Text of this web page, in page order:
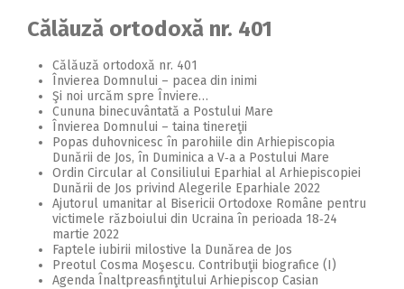
Călăuză ortodoxă nr. 401
Călăuză ortodoxă nr. 401
Învierea Domnului – pacea din inimi
Şi noi urcăm spre Înviere…
Cununa binecuvântată a Postului Mare
Învierea Domnului – taina tinereţii
Popas duhovnicesc în parohiile din Arhiepiscopia
Dunării de Jos, în Duminica a V‑a a Postului Mare
Ordin Circular al Consiliului Eparhial al Arhiepiscopiei
Dunării de Jos privind Alegerile Eparhiale 2022
Ajutorul umanitar al Bisericii Ortodoxe Române pentru
victimele războiului din Ucraina în perioada 18‑24
martie 2022
Faptele iubirii milostive la Dunărea de Jos
Preotul Cosma Moşescu. Contribuţii biografice (I)
Agenda Înaltpreasfinţitului Arhiepiscop Casian